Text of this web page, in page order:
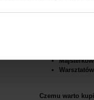
Do kogo jest
Zestaw do
Czemu warto